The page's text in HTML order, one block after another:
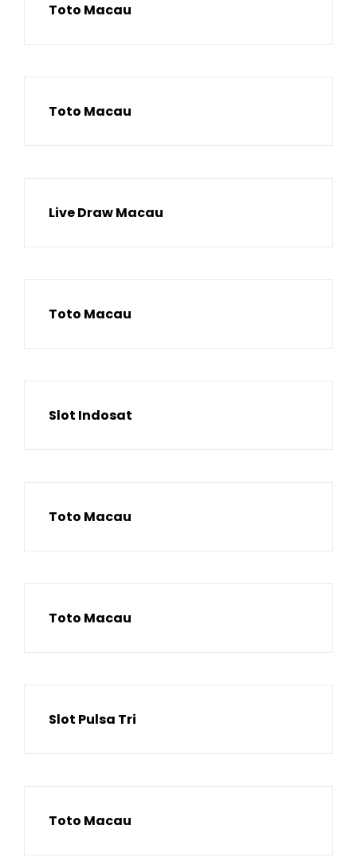
Toto Macau
Toto Macau
Live Draw Macau
Toto Macau
Slot Indosat
Toto Macau
Toto Macau
Slot Pulsa Tri
Toto Macau